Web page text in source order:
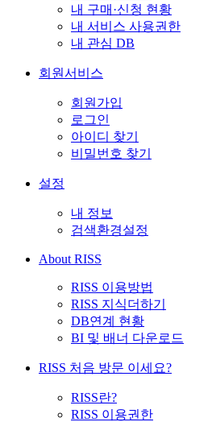
내 구매·신청 현황
내 서비스 사용권한
내 관심 DB
회원서비스
회원가입
로그인
아이디 찾기
비밀번호 찾기
설정
내 정보
검색환경설정
About RISS
RISS 이용방법
RISS 지식더하기
DB연계 현황
BI 및 배너 다운로드
RISS 처음 방문 이세요?
RISS란?
RISS 이용권한